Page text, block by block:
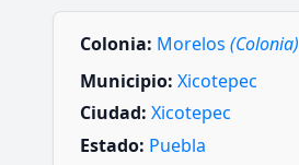
Colonia: Morelos (Colonia)
Municipio: Xicotepec
Ciudad: Xicotepec
Estado: Puebla